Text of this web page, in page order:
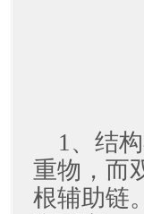
1、结
重物，而
根辅助链